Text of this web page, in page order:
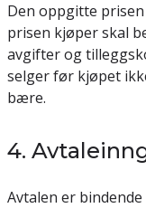
Den oppgitte
prisen kjøper skal
avgifter og
selger før kjøpet
bære.
4.
Avtalen er